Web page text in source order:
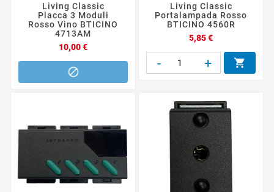
Living Classic
Placca 3 Moduli
Rosso Vino BTICINO
4713AM
10,00 €Prezzo

Living Classic
Portalampada Rosso
BTICINO 4560R
5,85 €Prezzo
- + 